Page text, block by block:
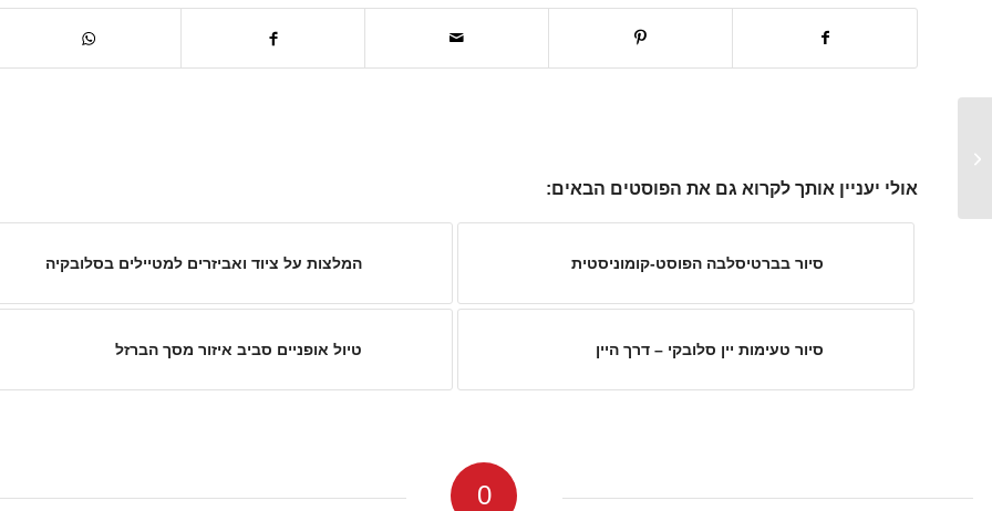
אולי יעניין אותך לקרוא גם את הפוסטים הבאים:
המלצות על ציוד ואביזרים למטיילים בסלובקיה סיור בברטיסלבה הפוסט-קומוניסטית
טיול אופניים סביב איזור מסך הברזל סיור טעימות יין סלובקי – דרך היין
0